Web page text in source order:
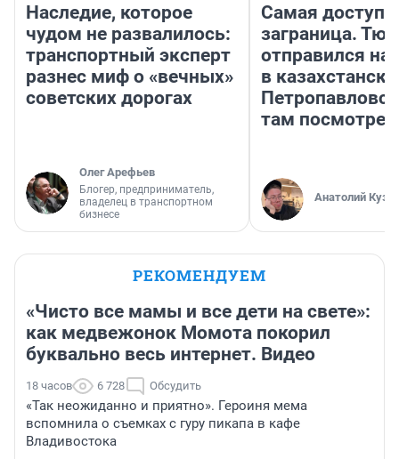
Наследие, которое
чудом не развалилось:
транспортный эксперт
разнес миф о «вечных»
советских дорогах
Олег Арефьев
Блогер, предприниматель,
владелец в транспортном
бизнесе
Самая
заграница.
отправился
в
там
Анатолий
РЕКОМЕНДУЕМ
«Чисто все мамы и все дети на свете»:
как медвежонок Момота покорил
буквально весь интернет. Видео
18 часов 6 728 Обсудить
«Так неожиданно и приятно». Героиня мема
вспомнила о съемках с гуру пикапа в кафе
Владивостока